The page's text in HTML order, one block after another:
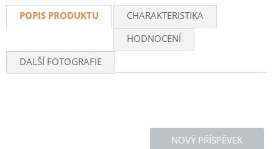
POPIS PRODUKTU
CHARAKTERISTIKA
HODNOCENÍ
DALŠÍ FOTOGRAFIE
NOVÝ PŘÍSPĚVEK